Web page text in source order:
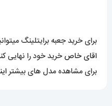
برای خرید جعبه برایتلینگ
اقای خاص خرید خود را نهایی
برای مشاهده مدل های بیشتر